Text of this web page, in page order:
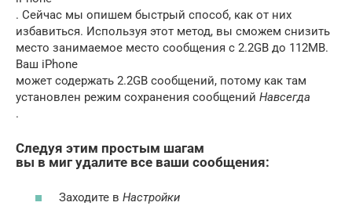
. Сейчас мы опишем быстрый способ, как от них
избавиться. Используя этот метод, вы сможем снизить
место занимаемое место сообщения с 2.2GB до 112MB.
Ваш iPhone
может содержать 2.2GB сообщений, потому как там
установлен режим сохранения сообщений Навсегда
.
Следуя этим простым шагам
вы в миг удалите все ваши сообщения:
Заходите в Настройки